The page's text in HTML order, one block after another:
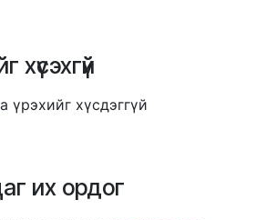
хүсэхгүй
үрэхийг хүсдэггүй
их ордог